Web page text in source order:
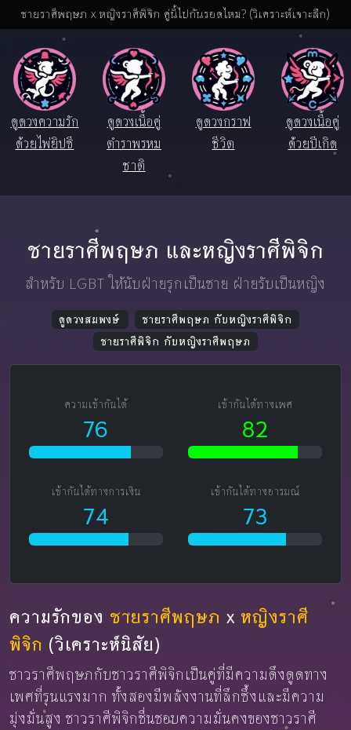
ชายราศีพฤษภ x หญิงราศีพิจิก คู่นี้ไปกันรอดไหม? (วิเคราะห์เจาะลึก)
ดูดวงความรัก
ด้วยไพ่ยิปซี
ดูดวงเนื้อคู่
ตำราพรหม
ชาติ
ดูดวงกราฟ
ชีวิต
ดูดวงเนื้อคู่
ด้วยปีเกิด
ชายราศีพฤษภ และหญิงราศีพิจิก
สำหรับ LGBT ให้นับฝ่ายรุกเป็นชาย ฝ่ายรับเป็นหญิง
ดูดวงสมพงษ์
ชายราศีพฤษภ กับหญิงราศีพิจิก
ชายราศีพิจิก กับหญิงราศีพฤษภ
ความเข้ากันได้
76
เข้ากันได้ทางเพศ
82
เข้ากันได้ทางการเงิน
74
เข้ากันได้ทางอารมณ์
73
ความรักของ ชายราศีพฤษภ x หญิงราศี
พิจิก (วิเคราะห์นิสัย)
ชาวราศีพฤษภกับชาวราศีพิจิกเป็นคู่ที่มีความดึงดูดทาง
เพศที่รุนแรงมาก ทั้งสองมีพลังงานที่ลึกซึ้งและมีความ
มุ่งมั่นสูง ชาวราศีพิจิกชื่นชอบความมั่นคงของชาวราศี